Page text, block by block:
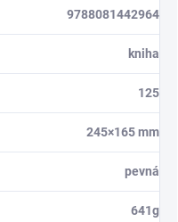
9788081442964
kniha
125
245×165 mm
pevná
641g